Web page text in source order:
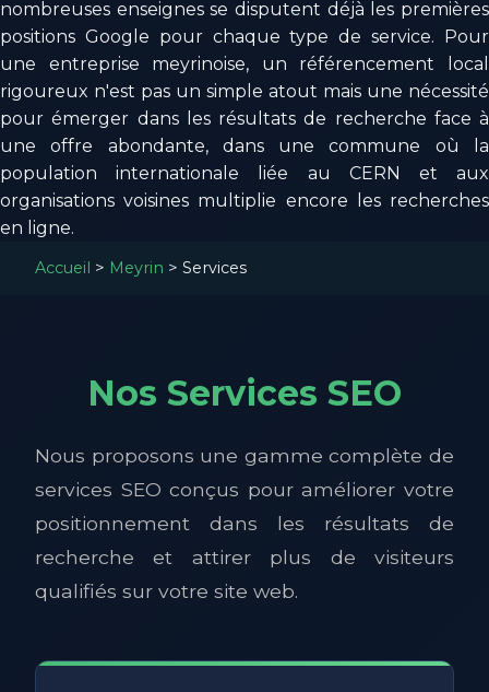
nombreuses enseignes se disputent déjà les premières
positions Google pour chaque type de service. Pour
une entreprise meyrinoise, un référencement local
rigoureux n'est pas un simple atout mais une nécessité
pour émerger dans les résultats de recherche face à
une offre abondante, dans une commune où la
population internationale liée au CERN et aux
organisations voisines multiplie encore les recherches
en ligne.
Accueil > Meyrin > Services
Nos Services SEO
Nous proposons une gamme complète de
services SEO conçus pour améliorer votre
positionnement dans les résultats de
recherche et attirer plus de visiteurs
qualifiés sur votre site web.